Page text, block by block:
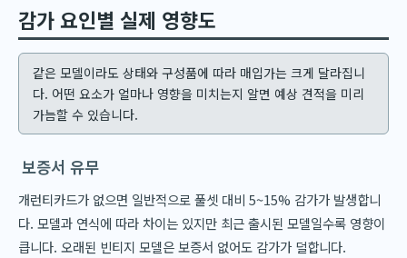
감가 요인별 실제 영향도
같은 모델이라도 상태와 구성품에 따라 매입가는 크게 달라집니
다. 어떤 요소가 얼마나 영향을 미치는지 알면 예상 견적을 미리
가늠할 수 있습니다.
보증서 유무
개런티카드가 없으면 일반적으로 풀셋 대비 5~15% 감가가 발생합니
다. 모델과 연식에 따라 차이는 있지만 최근 출시된 모델일수록 영향이
큽니다. 오래된 빈티지 모델은 보증서 없어도 감가가 덜합니다.